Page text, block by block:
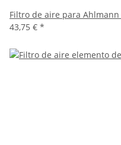
Filtro de aire para Ahlmann
43,75 € *